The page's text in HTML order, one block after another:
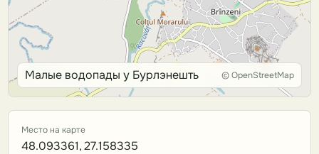
Малые водопады у Бурлэнешть © OpenStreetMap
Место на карте
48.093361, 27.158335